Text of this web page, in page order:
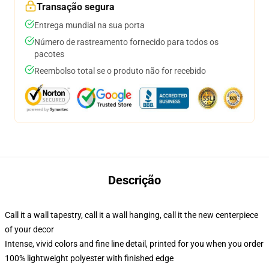
Transação segura
Entrega mundial na sua porta
Número de rastreamento fornecido para todos os
pacotes
Reembolso total se o produto não for recebido
Descrição
Call it a wall tapestry, call it a wall hanging, call it the new centerpiece
of your decor
Intense, vivid colors and fine line detail, printed for you when you order
100% lightweight polyester with finished edge